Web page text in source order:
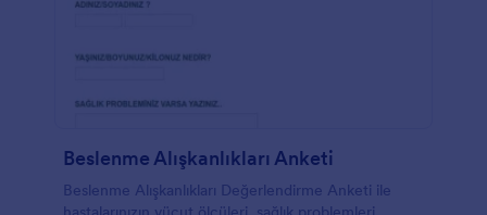
Beslenme Alışkanlıkları Anketi
Beslenme Alışkanlıkları Değerlendirme Anketi ile